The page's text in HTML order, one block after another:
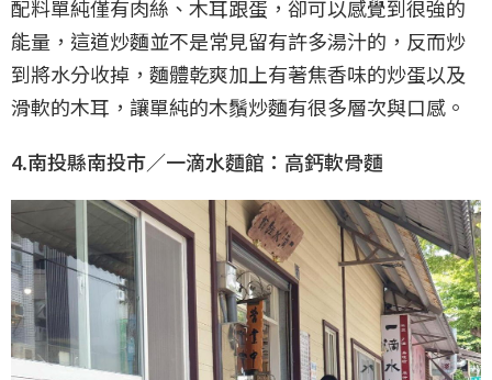
配料單純僅有肉絲、木耳跟蛋，卻可以感覺到很強的
能量，這道炒麵並不是常見留有許多湯汁的，反而炒
到將水分收掉，麵體乾爽加上有著焦香味的炒蛋以及
滑軟的木耳，讓單純的木鬚炒麵有很多層次與口感。
4.南投縣南投市／一滴水麵館：高鈣軟骨麵